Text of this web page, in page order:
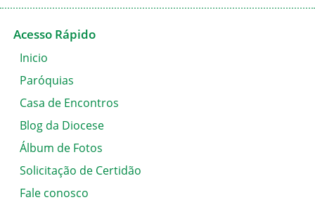
Acesso Rápido
Inicio
Paróquias
Casa de Encontros
Blog da Diocese
Álbum de Fotos
Solicitação de Certidão
Fale conosco